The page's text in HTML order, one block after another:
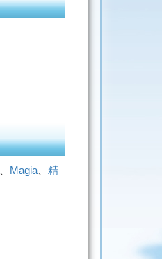
、 Magia、精